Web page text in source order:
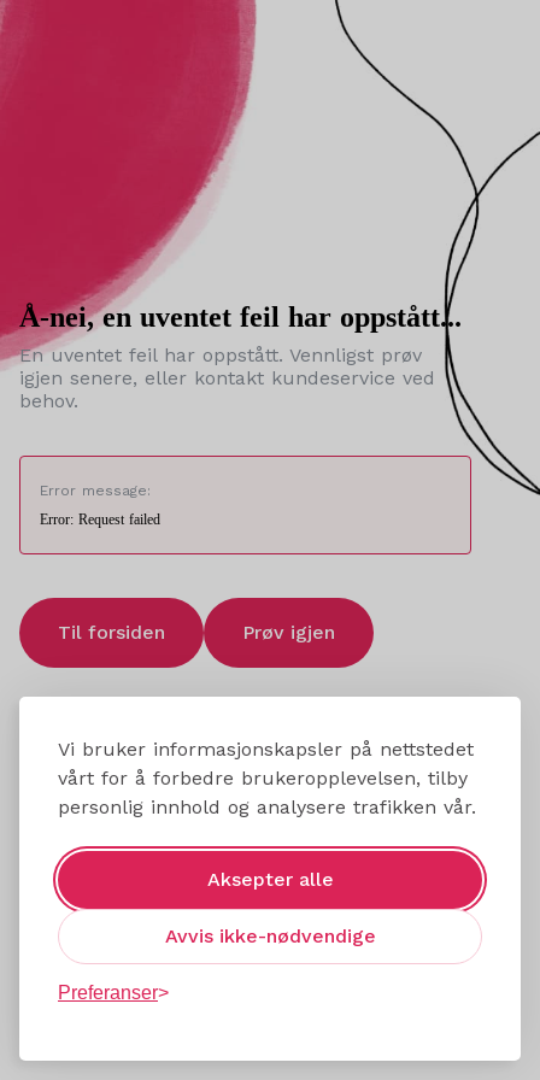
Vi bruker informasjonskapsler på nettstedet
vårt for å forbedre brukeropplevelsen, tilby
personlig innhold og analysere trafikken vår.
Aksepter alle
Avvis ikke-nødvendige
Preferanser
Å-nei, en uventet feil har oppstått...
En uventet feil har oppstått. Vennligst prøv
igjen senere, eller kontakt kundeservice ved
behov.
Error message:
Error: Request failed
Til forsiden Prøv igjen